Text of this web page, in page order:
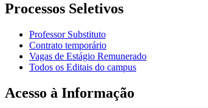
Processos Seletivos
Professor Substituto
Contrato temporário
Vagas de Estágio Remunerado
Todos os Editais do campus
Acesso à Informação